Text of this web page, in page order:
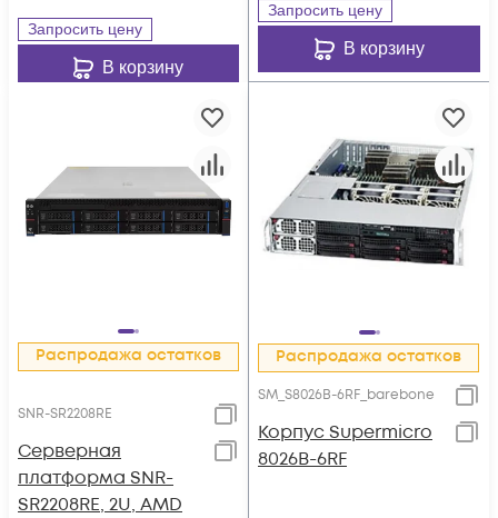
Запросить цену
В корзину
Запросить цену
В корзину
Распродажа остатков
SNR-SR2208RE
Серверная
платформа SNR-
SR2208RE, 2U, AMD
Распродажа остатков
SM_S8026B-6RF_barebone
Корпус Supermicro
8026B-6RF